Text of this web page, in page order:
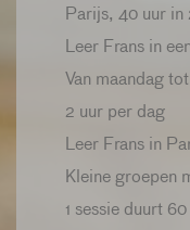
Parijs, 40 uur in
Leer Frans in
Van maandag
2 uur per dag
Leer Frans in
Kleine groepen
1 sessie duurt